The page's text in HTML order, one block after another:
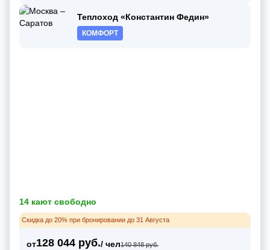
Теплоход «Константин Федин»
КОМФОРТ
14 кают свободно
Скидка до 20% при бронировании до 31 Августа
от128 044 руб./ чел140 848 руб.